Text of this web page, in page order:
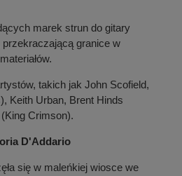
marek strun do gitary
granice w
takich jak John Scofield,
Keith Urban, Brent Hinds
Crimson).
D'Addario
się w maleńkiej wiosce we